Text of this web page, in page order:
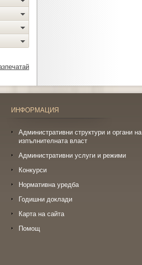
ИНФОРМАЦИЯ
Административни структури и органи на
изпълнителната власт
Административни услуги и режими
Конкурси
Нормативна уредба
Годишни доклади
Карта на сайта
Помощ